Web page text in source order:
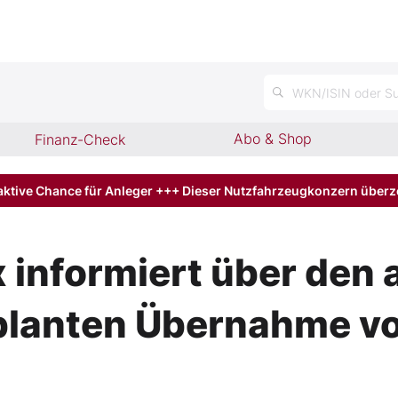
WKN/ISIN oder
Finanz-Check Abo & Shop
Chance für Anleger +++ Dieser Nutzfahrzeugkonzern
informiert über den
Übernahme